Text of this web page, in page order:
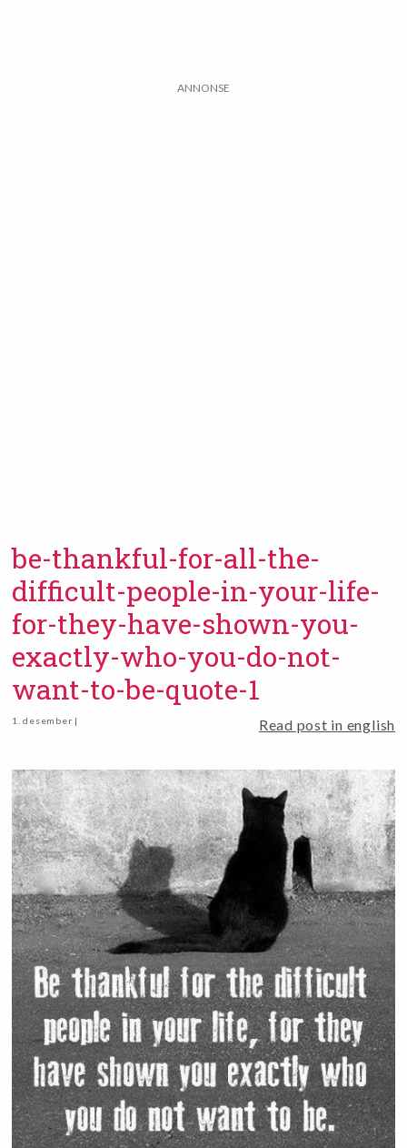
ANNONSE
be-thankful-for-all-the-
difficult-people-in-your-life-
for-they-have-shown-you-
exactly-who-you-do-not-
want-to-be-quote-1
1. desember | Read post in english